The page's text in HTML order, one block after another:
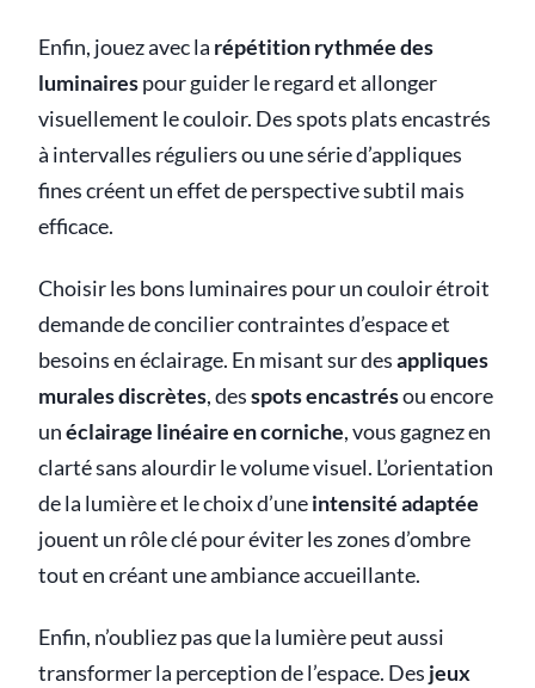
Enfin, jouez avec la répétition rythmée des
luminairespour guider le regard et allonger
visuellement le couloir. Des spots plats encastrés
à intervalles réguliers ou une série d’appliques
fines créent un effet de perspective subtil mais
efficace.
Choisir les bons luminaires pour un couloir étroit
demande de concilier contraintes d’espace et
besoins en éclairage. En misant sur desappliques
murales discrètes, desspots encastrésou encore
unéclairage linéaire en corniche, vous gagnez en
clarté sans alourdir le volume visuel. L’orientation
de la lumière et le choix d’uneintensité adaptée
jouent un rôle clé pour éviter les zones d’ombre
tout en créant une ambiance accueillante.
Enfin, n’oubliez pas que la lumière peut aussi
transformer la perception de l’espace. Des jeux